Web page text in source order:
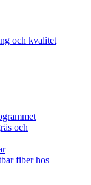
och kvalitet
och
fiber hos